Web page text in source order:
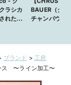
ラシカ
れたデ
BAUER（クリ
チャンバウ
493】ドイツ
丈夫で着け心
いいかっこい
婚指輪
ブランド > 工房
〜ライン加工〜